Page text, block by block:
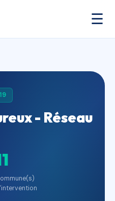
☰
- Réseau